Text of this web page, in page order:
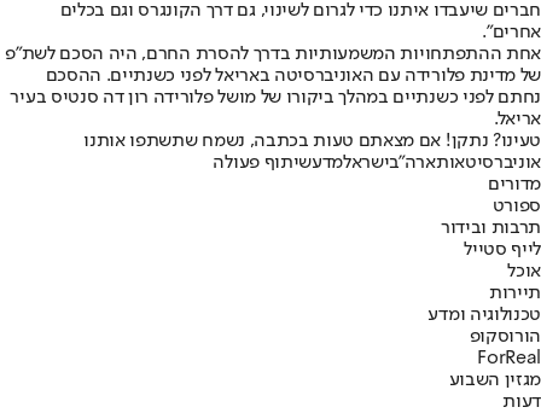
חברים שיעבדו איתנו כדי לגרום לשינוי, גם דרך הקונגרס וגם בכלים
אחרים".
אחת ההתפתחויות המשמעותיות בדרך להסרת החרם, היה הסכם לשת"פ
של מדינת פלורידה עם האוניברסיטה באריאל לפני כשנתיים. ההסכם
נחתם לפני כשנתיים במהלך ביקורו של מושל פלורידה רון דה סנטיס בעיר
אריאל.
טעינו? נתקן! אם מצאתם טעות בכתבה, נשמח שתשתפו אותנו
אוניברסיטאותארה"בישראלמדעשיתוף פעולה
מדורים
ספורט
תרבות ובידור
לייף סטייל
אוכל
תיירות
טכנולוגיה ומדע
הורוסקופ
ForReal
מגזין השבוע
דעות